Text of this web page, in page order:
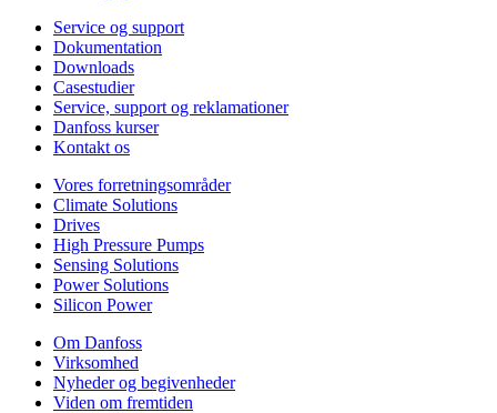
Service og support
Dokumentation
Downloads
Casestudier
Service, support og reklamationer
Danfoss kurser
Kontakt os
Vores forretningsområder
Climate Solutions
Drives
High Pressure Pumps
Sensing Solutions
Power Solutions
Silicon Power
Om Danfoss
Virksomhed
Nyheder og begivenheder
Viden om fremtiden